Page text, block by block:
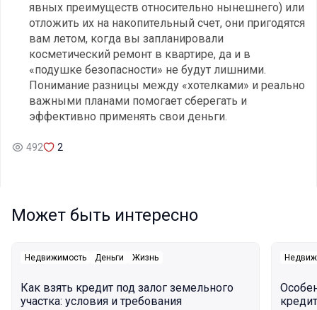
явных преимуществ относительно нынешнего) или
отложить их на накопительный счет, они пригодятся
вам летом, когда вы запланировали
косметический ремонт в квартире, да и в
«подушке безопасности» не будут лишними.
Понимание разницы между «хотелками» и реально
важными планами помогает сберегать и
эффективно применять свои деньги.
492 2
Может быть интересно
Недвижимость Деньги Жизнь
Как взять кредит под залог земельного
участка: условия и требования